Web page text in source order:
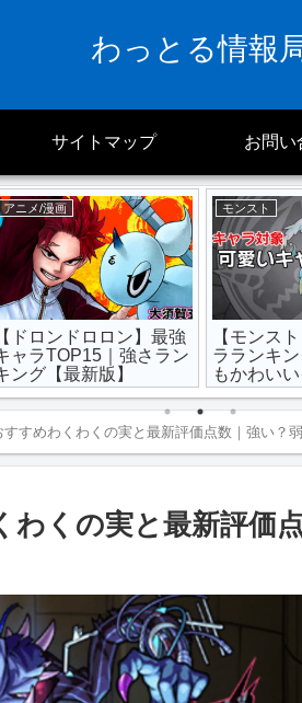
わっとる情報
サイトマップ お問い
アニメ/漫画
【ドロンドロロン】最強
ャラTOP15｜強さラン
ング【最新版】
モンスト
【モンス
ラランキ
もかわい
すすめわくわくの実と最新評価点数｜強い？
わくの実と最新評価